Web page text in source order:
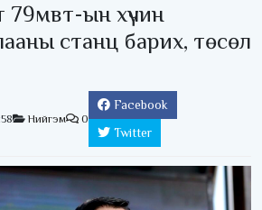
79мвт-ын хүчин
станц барих, төсөл
Нийгэм 0
Facebook
Twitter